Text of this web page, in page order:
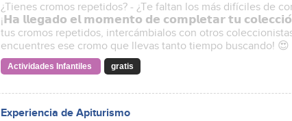
¿Tienes cromos repetidos? - ¿Te faltan los más difíciles de
¡𝗛𝗮 𝗹𝗹𝗲𝗴𝗮𝗱𝗼 𝗲𝗹 𝗺𝗼𝗺𝗲𝗻𝘁𝗼 𝗱𝗲 𝗰𝗼𝗺𝗽𝗹𝗲𝘁𝗮𝗿 𝘁𝘂
tus cromos repetidos, intercámbialos con otros
encuentres ese cromo que llevas tanto tiempo buscando! 😍
Actividades Infantiles gratis
Experiencia de Apiturismo